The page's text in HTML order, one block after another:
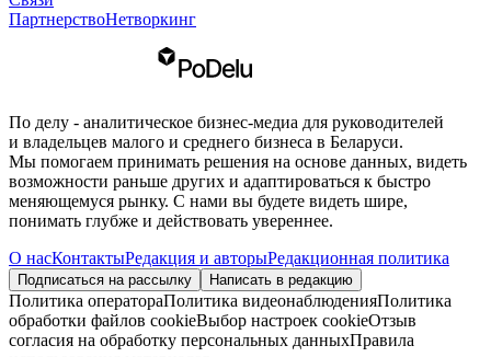
ПартнерствоНетворкинг
По делу - аналитическое бизнес-медиа для руководителей
и владельцев малого и среднего бизнеса в Беларуси.
Мы помогаем принимать решения на основе данных, видеть
возможности раньше других и адаптироваться к быстро
меняющемуся рынку. С нами вы будете видеть шире,
понимать глубже и действовать увереннее.
О насКонтактыРедакция и авторыРедакционная политика
Подписаться на рассылку Написать в редакцию
Политика оператораПолитика видеонаблюденияПолитика
обработки файлов cookieВыбор настроек cookieОтзыв
согласия на обработку персональных данныхПравила